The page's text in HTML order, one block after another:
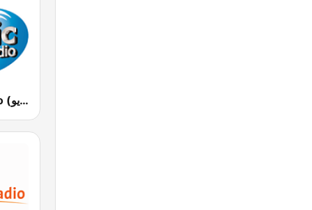
Atlantic Radio (أتلانتيك راديو)